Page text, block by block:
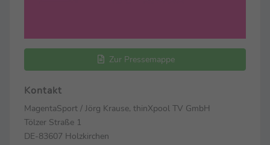
Zur Pressemappe
Kontakt
MagentaSport / Jörg Krause, thinXpool TV GmbH
Tölzer Straße 1
DE-83607 Holzkirchen